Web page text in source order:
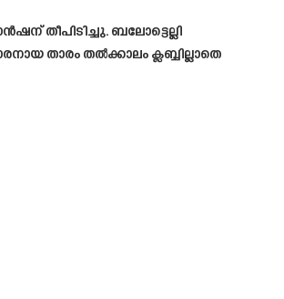
തീപിടിച്ചു. ബലോട്ടെല്ലി
താരം തൽക്കാലം ക്ലബ്ബില്ലാതെ